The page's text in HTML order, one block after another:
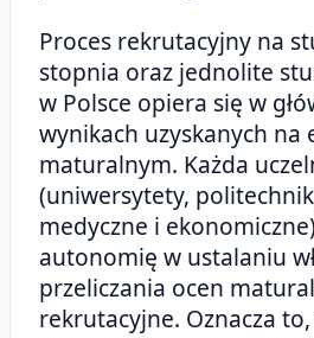
Proces rekrutacyjny na
stopnia oraz jednolite
w Polsce opiera się w
wynikach uzyskanych na
maturalnym. Każda
(uniwersytety,
medyczne i
autonomię w ustalaniu
przeliczania ocen
rekrutacyjne. Oznacza